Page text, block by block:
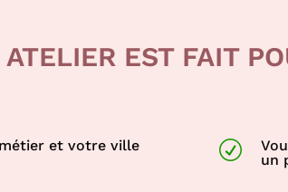
ATELIER EST FAIT
et votre ville
R
un